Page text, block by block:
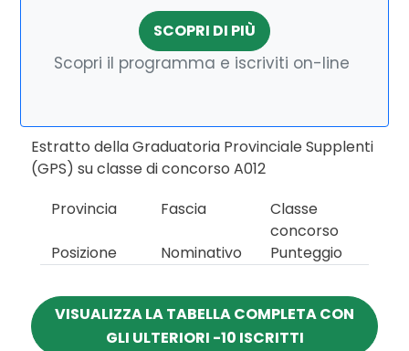
SCOPRI DI PIÙ
Scopri il programma e iscriviti on-line
Estratto della Graduatoria Provinciale Supplenti
(GPS) su classe di concorso A012
Provincia
Fascia
Classe
concorso
Posizione
Nominativo Punteggio
VISUALIZZA LA TABELLA COMPLETA CON
GLI ULTERIORI -10 ISCRITTI